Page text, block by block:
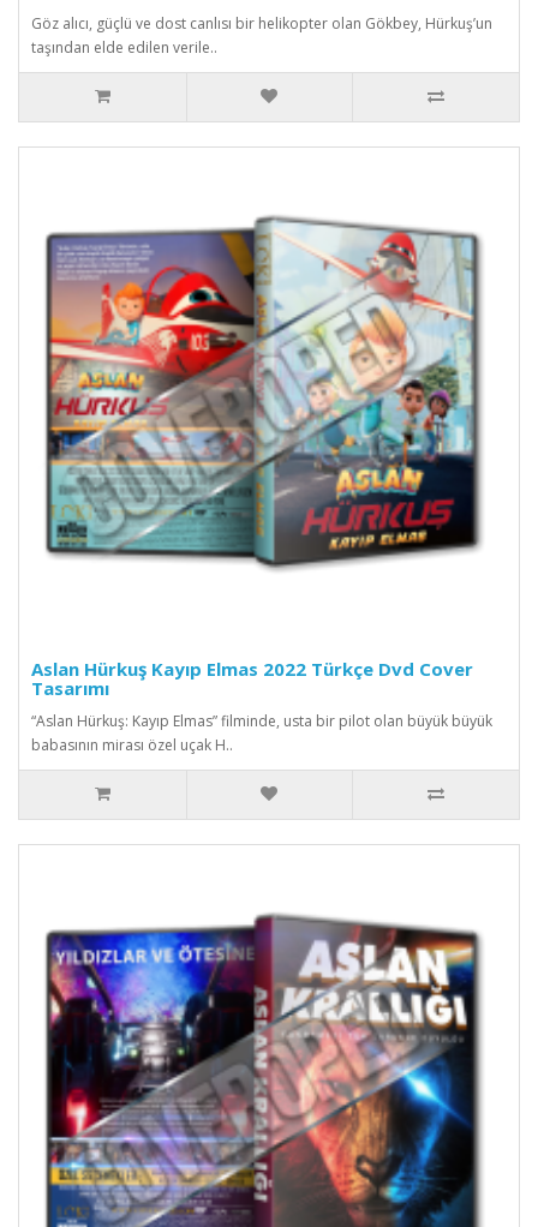
Göz alıcı, güçlü ve dost canlısı bir helikopter olan Gökbey, Hürkuş’un
taşından elde edilen verile..
Aslan Hürkuş Kayıp Elmas 2022 Türkçe Dvd Cover
Tasarımı
“Aslan Hürkuş: Kayıp Elmas” filminde, usta bir pilot olan büyük büyük
babasının mirası özel uçak H..